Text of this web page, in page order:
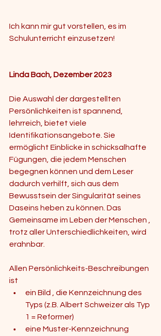
Ich kann mir gut vorstellen, es im
Schulunterricht einzusetzen!
Linda Bach, Dezember 2023
Die Auswahl der dargestellten
Persönlichkeiten ist spannend,
lehrreich, bietet viele
Identifikationsangebote. Sie
ermöglicht Einblicke in schicksalhafte
Fügungen, die jedem Menschen
begegnen können und dem Leser
dadurch verhilft, sich aus dem
Bewusstsein der Singularität seines
Daseins heben zu können. Das
Gemeinsame im Leben der Menschen ,
trotz aller Unterschiedlichkeiten, wird
erahnbar.
Allen Persönlichkeits-Beschreibungen
ist
ein Bild , die Kennzeichnung des
Typs (z.B. Albert Schweizer als Typ
1 = Reformer)
eine Muster-Kennzeichnung